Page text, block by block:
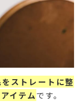
ストレートに整
イテムです。